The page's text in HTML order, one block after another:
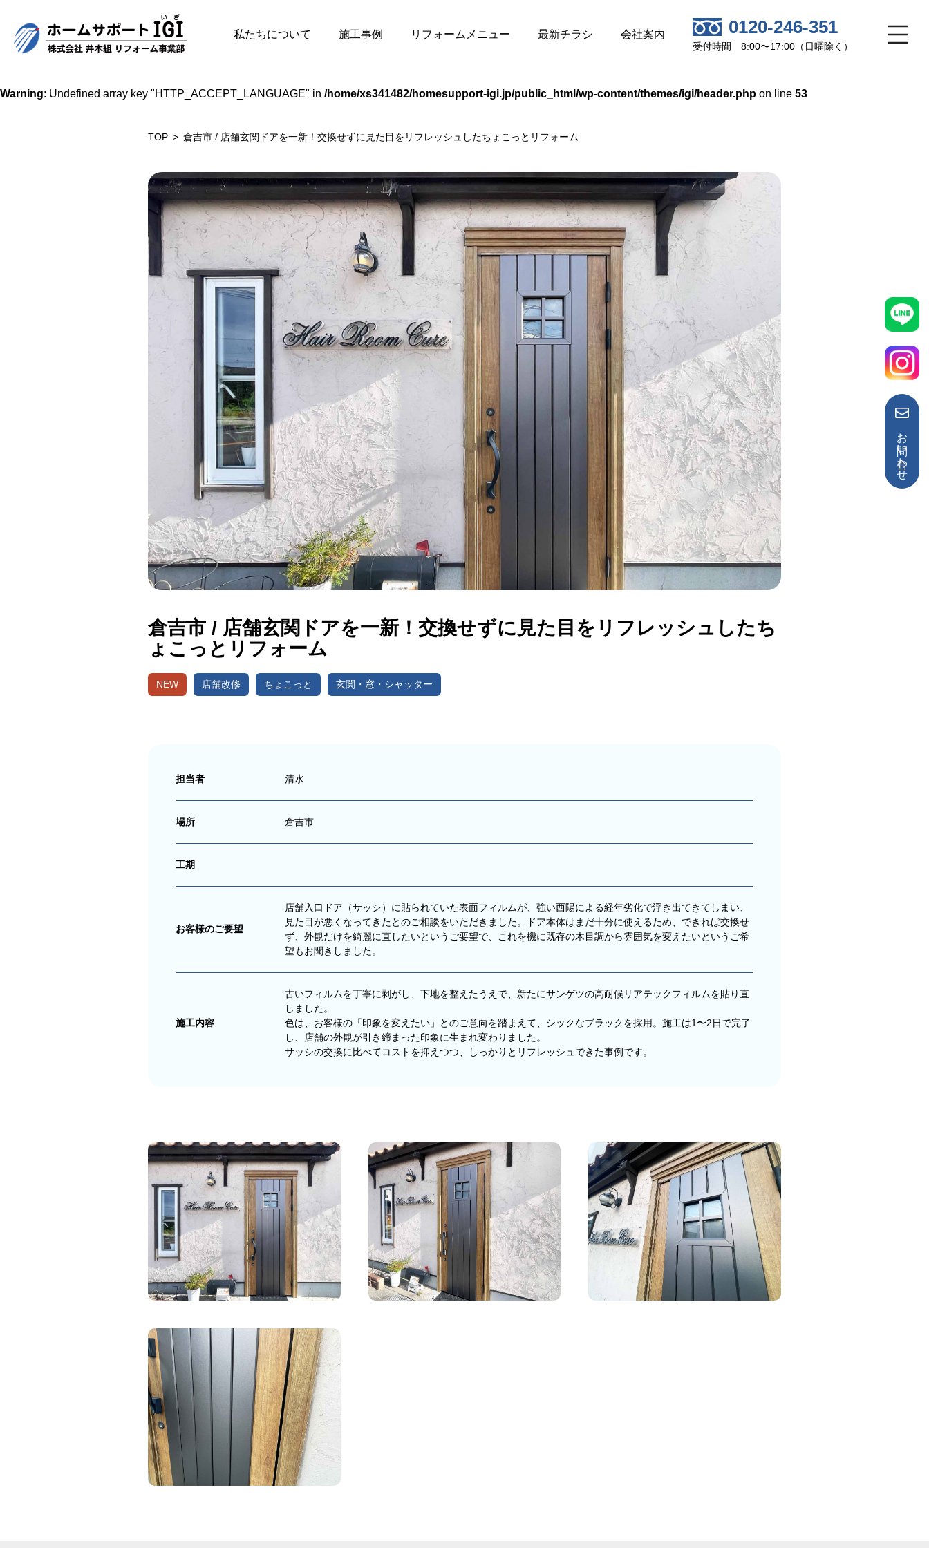
Warning: Undefined array key "HTTP_ACCEPT_LANGUAGE" in /home/xs341482/homesupport-igi.jp/public_html/wp-content/themes/igi/header.php on line 53
私たちについて 施工事例 リフォームメニュー 最新チラシ 会社案内 0120-246-351
受付時間 8:00〜17:00（日曜除く）
お問い合わせ
TOP 倉吉市 / 店舗玄関ドアを一新！交換せずに見た目をリフレッシュしたちょこっとリフォーム
倉吉市 / 店舗玄関ドアを一新！交換せずに見た目をリフレッシュしたち
ょこっとリフォーム
NEW 店舗改修 ちょこっと 玄関・窓・シャッター
担当者 清水
場所 倉吉市
工期
お客様のご要望
店舗入口ドア（サッシ）に貼られていた表面フィルムが、強い西陽による経年劣化で浮き出てきてしまい、
見た目が悪くなってきたとのご相談をいただきました。ドア本体はまだ十分に使えるため、できれば交換せ
ず、外観だけを綺麗に直したいというご要望で、これを機に既存の木目調から雰囲気を変えたいというご希
望もお聞きしました。
施工内容
古いフィルムを丁寧に剥がし、下地を整えたうえで、新たにサンゲツの高耐候リアテックフィルムを貼り直
しました。
色は、お客様の「印象を変えたい」とのご意向を踏まえて、シックなブラックを採用。施工は1〜2日で完了
し、店舗の外観が引き締まった印象に生まれ変わりました。
サッシの交換に比べてコストを抑えつつ、しっかりとリフレッシュできた事例です。